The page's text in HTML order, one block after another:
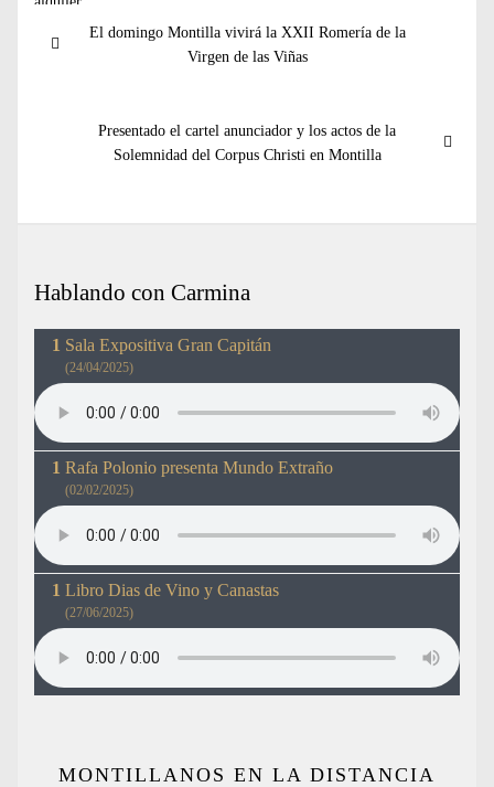
de
Entrada
El domingo Montilla vivirá la XXII Romería de la
Virgen de las Viñas
Entrada
siguiente:
Presentado el cartel anunciador y los actos de la
Solemnidad del Corpus Christi en Montilla
Hablando con Carmina
Sala Expositiva Gran Capitán
(24/04/2025)
Rafa Polonio presenta Mundo Extraño
(02/02/2025)
Libro Dias de Vino y Canastas
(27/06/2025)
MONTILLANOS EN LA DISTANCIA